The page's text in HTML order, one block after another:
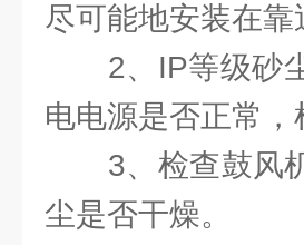
尽可能地安装在
2、IP等级砂尘
电电源是否正常
3、检查鼓风机
尘是否干燥。